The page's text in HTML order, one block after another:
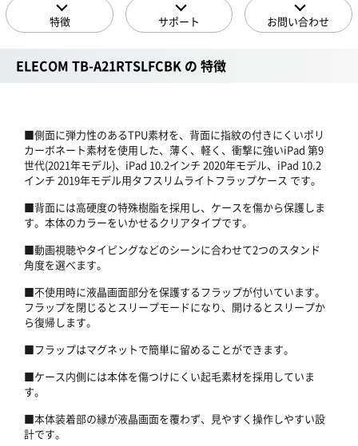
特徴 サポート お問い合わせ
ELECOM TB-A21RTSLFCBK の 特徴
■側面に弾力性のあるTPU素材を、背面に指紋の付きにくいポリ
カーボネート素材を使用した、薄く、軽く、衝撃に強いiPad 第9
世代(2021年モデル)、iPad 10.2インチ 2020年モデル、iPad 10.2
インチ 2019年モデル用タフスリムライトフラップケース です。
■背面には高硬度の特殊樹脂を採用し、ケースを傷から保護しま
す。本体のカラーをいかせるクリアタイプです。
■動画視聴やタイピングなどのシーンに合わせて2つのスタンド
角度を選べます。
■不使用時に液晶画面部分を保護するフラップが付いています。
フラップを閉じるとスリープモードになり、開けるとスリープか
ら復帰します。
■フラップはマグネットで簡単に留めることができます。
■ケース内側には本体を傷つけにくい起毛素材を採用していま
す。
■本体装着部の縁が液晶画面を覆わず、見やすく操作しやすい設
計です。